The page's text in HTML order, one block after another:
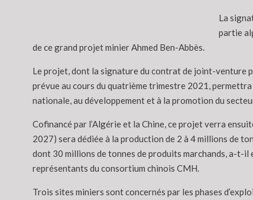
La
partie
de ce grand projet minier Ahmed Ben-Abbès.
Le projet, dont la signature du contrat de joint-venture
prévue au cours du quatrième trimestre 2021, permettra
nationale, au développement et à la promotion du
Cofinancé par l’Algérie et la Chine, ce projet verra
2027) sera dédiée à la production de 2 à 4 millions de
dont 30 millions de tonnes de produits marchands, a-t-
représentants du consortium chinois CMH.
Trois sites miniers sont concernés par les phases